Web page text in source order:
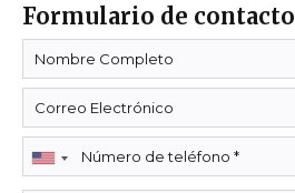
Formulario de contacto